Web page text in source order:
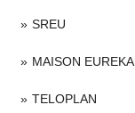
SREU
MAISON EUREKA
TELOPLAN